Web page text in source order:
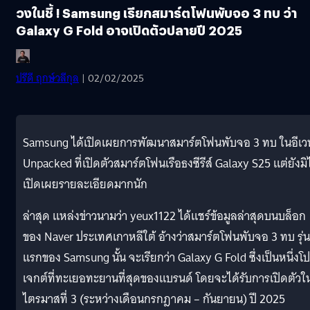
วงในชี้ ! Samsung เรียกสมาร์ตโฟนพับจอ 3 ทบ ว่า
Galaxy G Fold อาจเปิดตัวปลายปี 2025
ปรีดี ฤกษ์วลีกุล | 02/02/2025
Samsung ได้เปิดเผยการพัฒนาสมาร์ตโฟนพับจอ 3 ทบ ในอีเ
Unpacked ที่เปิดตัวสมาร์ตโฟนเรือธงซีรีส์ Galaxy S25 แต่ยัง
เปิดเผยรายละเอียดมากนัก
ล่าสุด แหล่งข่าวนามว่า yeux1122 ได้แชร์ข้อมูลล่าสุดบนบล็อก
ของ Naver ประเทศเกาหลีใต้ อ้างว่าสมาร์ตโฟนพับจอ 3 ทบ รุ่น
แรกของ Samsung นั้น จะเรียกว่า Galaxy G Fold ซึ่งเป็นหนึ่งโ
เจกต์ที่ทะเยอทะยานที่สุดของแบรนด์ โดยจะได้รับการเปิดตัวใ
ไตรมาสที่ 3 (ระหว่างเดือนกรกฎาคม – กันยายน) ปี 2025